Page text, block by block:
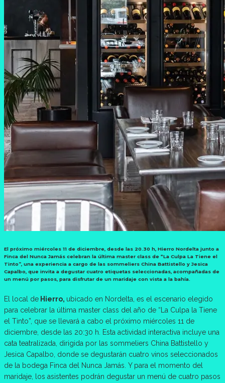
El próximo miércoles 11 de diciembre, desde las 20.30 h, Hierro Nordelta junto a
Finca del Nunca Jamás celebran la última master class de “La Culpa La Tiene el
Tinto”, una experiencia a cargo de las sommeliers China Battistello y Jesica
Capalbo, que invita a degustar cuatro etiquetas seleccionadas, acompañadas de
un menú por pasos, para disfrutar de un maridaje con vista a la bahía.
El local de Hierro, ubicado en Nordelta, es el escenario elegido
para celebrar la última master class del año de “La Culpa la Tiene
el Tinto”, que se llevará a cabo el próximo miércoles 11 de
diciembre, desde las 20:30 h. Esta actividad interactiva incluye una
cata teatralizada, dirigida por las sommeliers China Battistello y
Jesica Capalbo, donde se degustarán cuatro vinos seleccionados
de la bodega Finca del Nunca Jamás. Y para el momento del
maridaje, los asistentes podrán degustar un menú de cuatro pasos